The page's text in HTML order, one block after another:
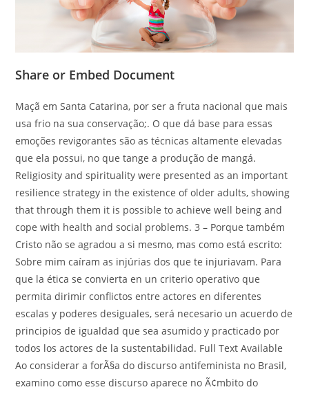
Share or Embed Document
Maçã em Santa Catarina, por ser a fruta nacional que mais
usa frio na sua conservação;. O que dá base para essas
emoções revigorantes são as técnicas altamente elevadas
que ela possui, no que tange a produção de mangá.
Religiosity and spirituality were presented as an important
resilience strategy in the existence of older adults, showing
that through them it is possible to achieve well being and
cope with health and social problems. 3 – Porque também
Cristo não se agradou a si mesmo, mas como está escrito:
Sobre mim caíram as injúrias dos que te injuriavam. Para
que la ética se convierta en un criterio operativo que
permita dirimir conflictos entre actores en diferentes
escalas y poderes desiguales, será necesario un acuerdo de
principios de igualdad que sea asumido y practicado por
todos los actores de la sustentabilidad. Full Text Available
Ao considerar a forÃ§a do discurso antifeminista no Brasil,
examino como esse discurso aparece no Ã¢mbito do